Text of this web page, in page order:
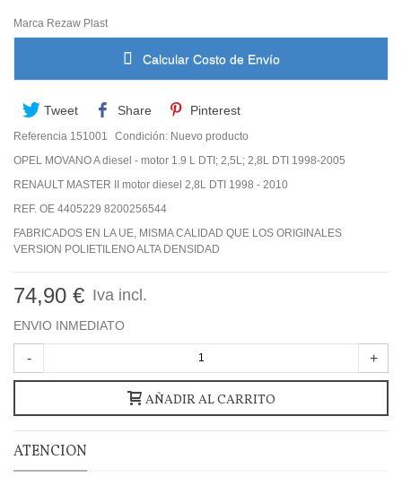
Marca Rezaw Plast
Calcular Costo de Envío
Tweet Share Pinterest
Referencia 151001 Condición: Nuevo producto
OPEL MOVANO A diesel - motor 1.9 L DTI; 2,5L; 2,8L DTI 1998-2005
RENAULT MASTER II motor diesel 2,8L DTI 1998 - 2010
REF. OE 4405229 8200256544
FABRICADOS EN LA UE, MISMA CALIDAD QUE LOS ORIGINALES
VERSION POLIETILENO ALTA DENSIDAD
74,90 € Iva incl.
ENVIO INMEDIATO
- +
AÑADIR AL CARRITO
ATENCION